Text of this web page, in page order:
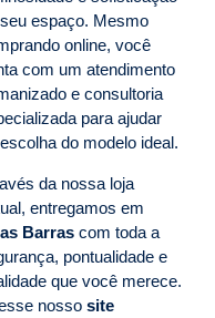
espaço. Mesmo
online, você
com um atendimento
e consultoria
para ajudar
do modelo ideal.
da nossa loja
entregamos em
Barras com toda a
pontualidade e
que você merece.
nosso site